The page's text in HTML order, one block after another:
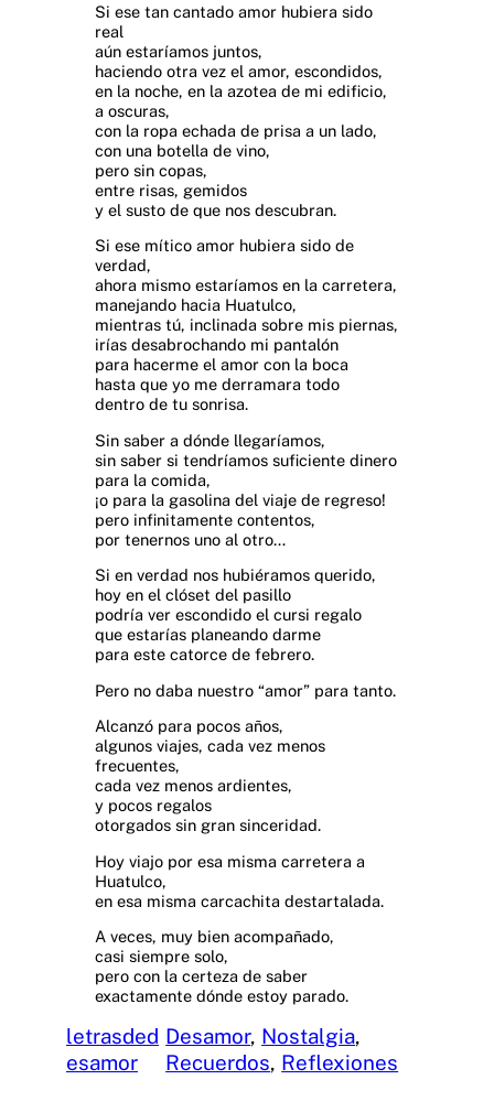
Si ese tan cantado amor hubiera sido
real
aún estaríamos juntos,
haciendo otra vez el amor, escondidos,
en la noche, en la azotea de mi edificio,
a oscuras,
con la ropa echada de prisa a un lado,
con una botella de vino,
pero sin copas,
entre risas, gemidos
y el susto de que nos descubran.
Si ese mítico amor hubiera sido de
verdad,
ahora mismo estaríamos en la carretera,
manejando hacia Huatulco,
mientras tú, inclinada sobre mis piernas,
irías desabrochando mi pantalón
para hacerme el amor con la boca
hasta que yo me derramara todo
dentro de tu sonrisa.
Sin saber a dónde llegaríamos,
sin saber si tendríamos suficiente dinero
para la comida,
¡o para la gasolina del viaje de regreso!
pero infinitamente contentos,
por tenernos uno al otro…
Si en verdad nos hubiéramos querido,
hoy en el clóset del pasillo
podría ver escondido el cursi regalo
que estarías planeando darme
para este catorce de febrero.
Pero no daba nuestro “amor” para tanto.
Alcanzó para pocos años,
algunos viajes, cada vez menos
frecuentes,
cada vez menos ardientes,
y pocos regalos
otorgados sin gran sinceridad.
Hoy viajo por esa misma carretera a
Huatulco,
en esa misma carcachita destartalada.
A veces, muy bien acompañado,
casi siempre solo,
pero con la certeza de saber
exactamente dónde estoy parado.
letrasded
esamor
Desamor, Nostalgia
Recuerdos, Reflexiones